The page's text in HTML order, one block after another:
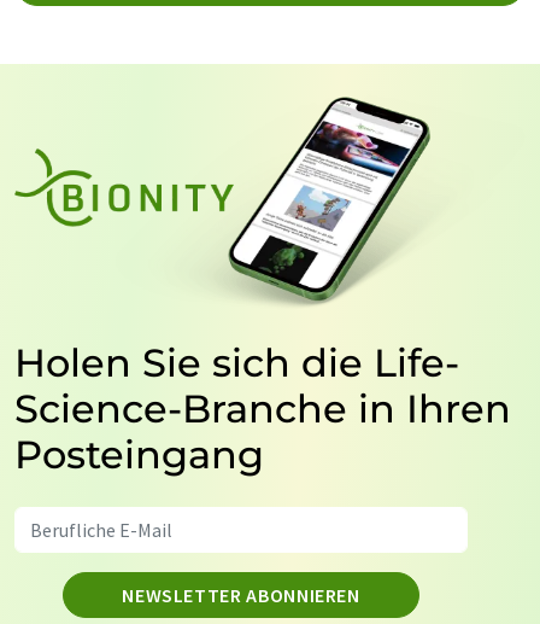
Holen Sie sich die Life-
Science-Branche in Ihren
Posteingang
NEWSLETTER ABONNIEREN